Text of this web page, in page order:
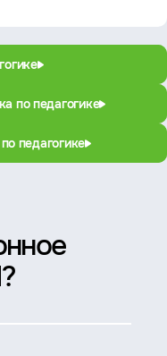
по педагогике
педагогике